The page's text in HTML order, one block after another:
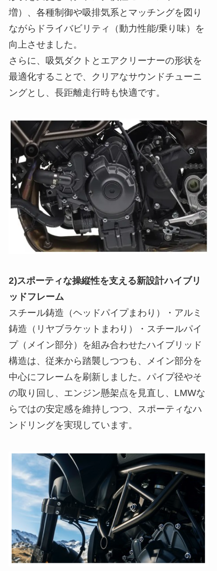
増）、各種制御や吸排気系とマッチングを図り
ながらドライバビリティ（動力性能/乗り味）を
向上させました。
さらに、吸気ダクトとエアクリーナーの形状を
最適化することで、クリアなサウンドチューニ
ングとし、長距離走行時も快適です。
2)スポーティな操縦性を支える新設計ハイブリ
ッドフレーム
スチール鋳造（ヘッドパイプまわり）・アルミ
鋳造（リヤブラケットまわり）・スチールパイ
プ（メイン部分）を組み合わせたハイブリッド
構造は、従来から踏襲しつつも、メイン部分を
中心にフレームを刷新しました。パイプ径やそ
の取り回し、エンジン懸架点を見直し、LMWな
らではの安定感を維持しつつ、スポーティなハ
ンドリングを実現しています。